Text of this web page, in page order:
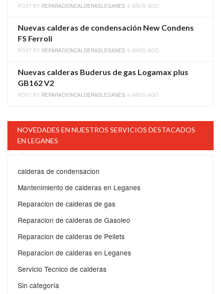
POST BY REPARACIONCALDERASLEGANES 9 AÑOS AGO
Nuevas calderas de condensación New Condens
FS Ferroli
POST BY REPARACIONCALDERASLEGANES 9 AÑOS AGO
Nuevas calderas Buderus de gas Logamax plus
GB162 V2
POST BY REPARACIONCALDERASLEGANES 9 AÑOS AGO
NOVEDADES EN NUESTROS SERVICIOS DESTACADOS
EN LEGANES
calderas de condensacion
Mantenimiento de calderas en Leganes
Reparacion de calderas de gas
Reparacion de calderas de Gasoleo
Reparacion de calderas de Pellets
Reparacion de calderas en Leganes
Servicio Tecnico de calderas
Sin categoría